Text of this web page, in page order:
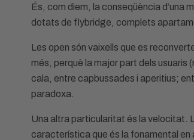
És, com diem, la conseqüència d’una
dotats de flybridge, complets
Les open són vaixells que es
més, perquè la major part dels usuaris
cala, entre capbussades i aperitius;
paradoxa.
Una altra particularitat és la velocitat.
característica que és la fonamental en